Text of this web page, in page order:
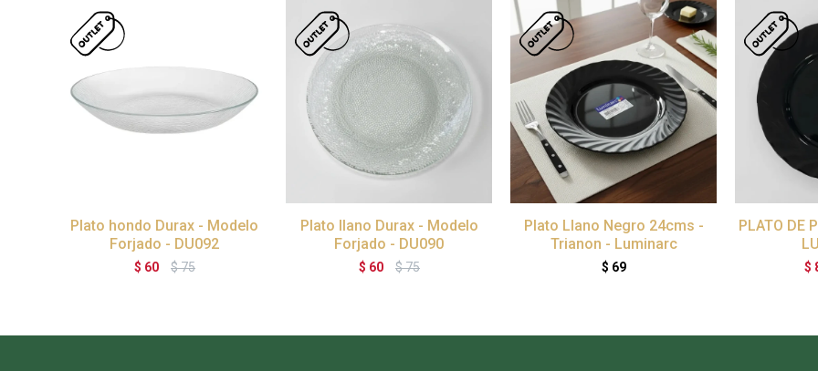
Plato hondo Durax - Modelo
Forjado - DU092
$ 60 $75
Plato llano Durax - Modelo
Forjado - DU090
$ 60 $75
Plato Llano Negro 24cms -
Trianon - Luminarc
$ 69
PLATO DE
$